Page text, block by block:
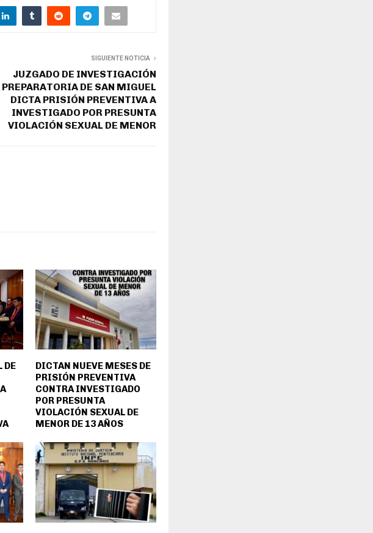
SIGUIENTE NOTICIA
JUZGADO DE INVESTIGACIÓN
PREPARATORIA DE SAN MIGUEL
DICTA PRISIÓN PREVENTIVA A
INVESTIGADO POR PRESUNTA
VIOLACIÓN SEXUAL DE MENOR
DE
DICTAN NUEVE MESES DE
PRISIÓN PREVENTIVA
CONTRA INVESTIGADO
POR PRESUNTA
VIOLACIÓN SEXUAL DE
MENOR DE 13 AÑOS